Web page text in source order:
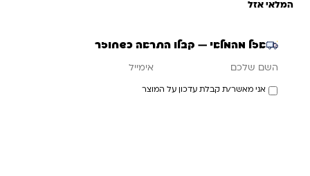
המלאי אזל
אזל מהמלאי — קבלו התראה כשחוזר
אני מאשר/ת קבלת עדכון על המוצר